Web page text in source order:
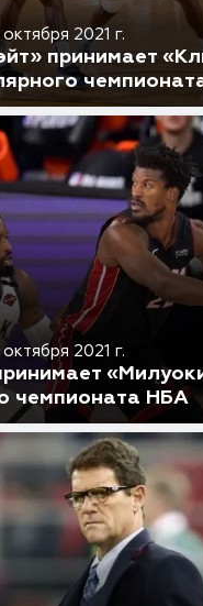
октября 2021 г.
принимает
октября 2021 г.
чемпионата НБА